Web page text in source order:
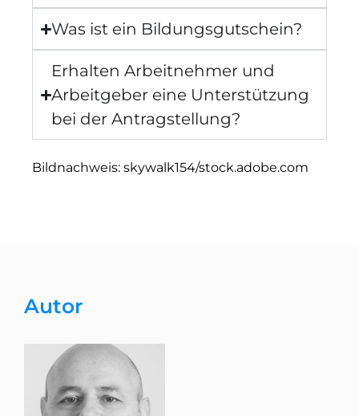
Was ist ein Bildungsgutschein?
Erhalten Arbeitnehmer und
Arbeitgeber eine Unterstützung
bei der Antragstellung?
Bildnachweis: skywalk154/stock.adobe.com
Autor